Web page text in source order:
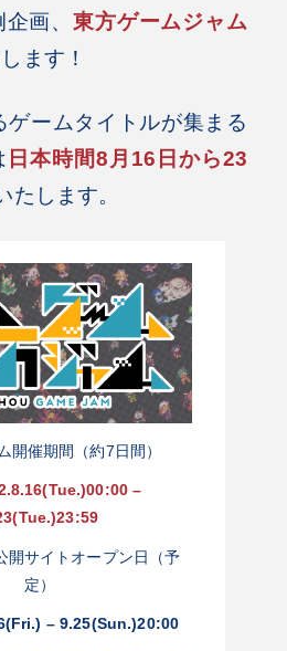
企画、東方ゲームジャム
ます！
ームタイトルが集まる
日本時間8月16日から23
たします。
開催期間（約7日間）
–
開サイトオープン日（予
定）
– 9.25(Sun.)20:00